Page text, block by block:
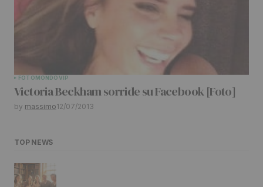
FOTOMONDOVIP
Victoria Beckham sorride su Facebook [Foto]
by massimo12/07/2013
TOP NEWS